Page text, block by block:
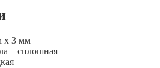
х 3 мм
– сплошная